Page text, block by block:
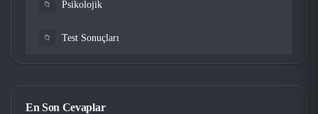
📁 Psikolojik
📁 Test Sonuçları
En Son Cevaplar